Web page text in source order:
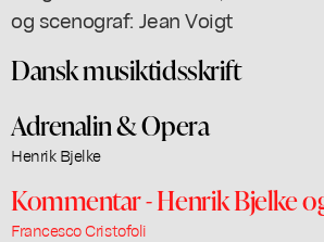
og scenograf: Jean Voigt
Dansk musiktidsskrift
Adrenalin & Opera
Henrik Bjelke
Kommentar - Henrik Bjelke
Francesco Cristofoli